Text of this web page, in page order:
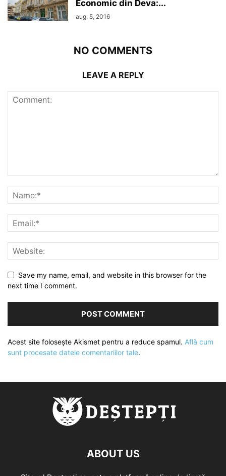
Economic din Deva:...
aug. 5, 2016
NO COMMENTS
LEAVE A REPLY
Save my name, email, and website in this browser for the
next time I comment.
Acest site folosește Akismet pentru a reduce spamul. Află cum
sunt procesate datele comentariilor tale.
ABOUT US